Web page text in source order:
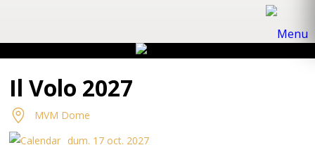
Il Volo 2027
MVM Dome
dum. 17 oct. 2027